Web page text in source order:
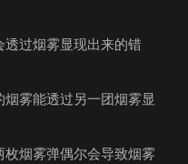
过烟雾显现出来的错
雾能透过另一团烟雾显
烟雾弹偶尔会导致烟雾